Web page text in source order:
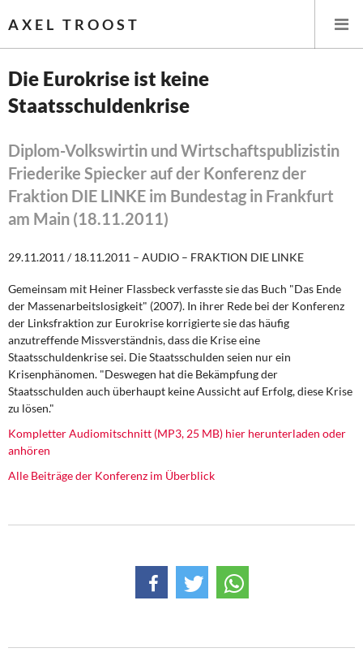
AXEL TROOST
Startseite
Themen
Leitlinien linker Wirtschafts- und Finanzpolitik
Wirtschaftspolitik
Steuer- und Finanzpolitik
Öffentliche Infrastruktur und Daseinsvorsorge
Eurokrise und Griechenland
DIE LINKE
Weitere Themen
Memo-Gruppe
Rosa-Luxemburg-Stiftung
Die Eurokrise ist keine
Staatsschuldenkrise
Diplom-Volkswirtin und Wirtschaftspublizistin
Friederike Spiecker auf der Konferenz der
Fraktion DIE LINKE im Bundestag in Frankfurt
am Main (18.11.2011)
29.11.2011 / 18.11.2011 – AUDIO – FRAKTION DIE LINKE
Gemeinsam mit Heiner Flassbeck verfasste sie das Buch "Das Ende
der Massenarbeitslosigkeit" (2007). In ihrer Rede bei der Konferenz
der Linksfraktion zur Eurokrise korrigierte sie das häufig
anzutreffende Missverständnis, dass die Krise eine
Staatsschuldenkrise sei. Die Staatsschulden seien nur ein
Krisenphänomen. "Deswegen hat die Bekämpfung der
Staatsschulden auch überhaupt keine Aussicht auf Erfolg, diese Krise
zu lösen."
Kompletter Audiomitschnitt (MP3, 25 MB) hier herunterladen oder
anhören
Alle Beiträge der Konferenz im Überblick